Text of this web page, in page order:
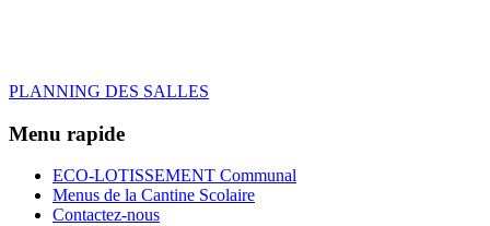
PLANNING DES SALLES
Menu rapide
ECO-LOTISSEMENT Communal
Menus de la Cantine Scolaire
Contactez-nous